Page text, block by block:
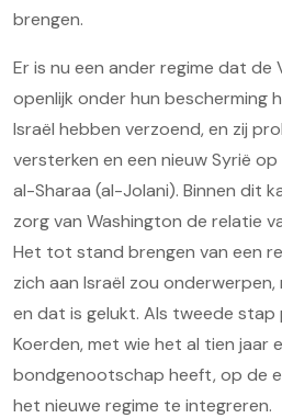
brengen.
Er is nu een ander regime dat de
openlijk onder hun bescherming
Israël hebben verzoend, en zij
versterken en een nieuw Syrië
al-Sharaa (al-Jolani). Binnen dit
zorg van Washington de relatie
Het tot stand brengen van een
zich aan Israël zou
en dat is gelukt. Als tweede
Koerden, met wie het al tien jaar
bondgenootschap heeft, op de
het nieuwe regime te integreren.